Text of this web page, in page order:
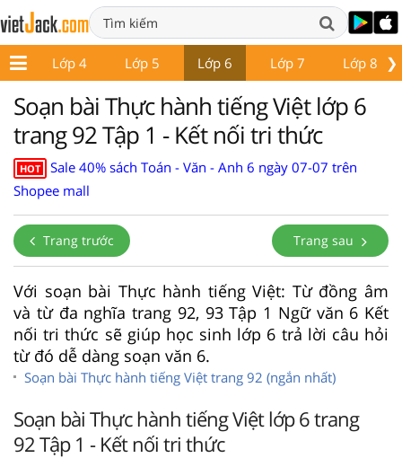
❯
3 Lớp 4 Lớp 5 Lớp 6 Lớp 7 Lớp 8
Soạn bài Thực hành tiếng Việt lớp 6
trang 92 Tập 1 - Kết nối tri thức
HOT
Sale 40% sách Toán - Văn - Anh 6 ngày 07-07 trên
Shopee mall
Trang trước Trang sau
Với soạn bài Thực hành tiếng Việt: Từ đồng âm
và từ đa nghĩa trang 92, 93 Tập 1 Ngữ văn 6 Kết
nối tri thức sẽ giúp học sinh lớp 6 trả lời câu hỏi
từ đó dễ dàng soạn văn 6.
Soạn bài Thực hành tiếng Việt trang 92 (ngắn nhất)
Soạn bài Thực hành tiếng Việt lớp 6 trang
92 Tập 1 - Kết nối tri thức